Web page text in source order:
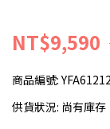
NT$9,590
商品編號:
供貨狀況: 尚有庫存